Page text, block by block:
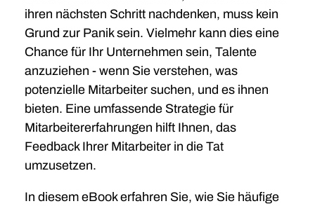
ihren nächsten Schritt nachdenken, muss kein
Grund zur Panik sein. Vielmehr kann dies eine
Chance für Ihr Unternehmen sein, Talente
anzuziehen - wenn Sie verstehen, was
potenzielle Mitarbeiter suchen, und es ihnen
bieten. Eine umfassende Strategie für
Mitarbeitererfahrungen hilft Ihnen, das
Feedback Ihrer Mitarbeiter in die Tat
umzusetzen.
In diesem eBook erfahren Sie, wie Sie häufige